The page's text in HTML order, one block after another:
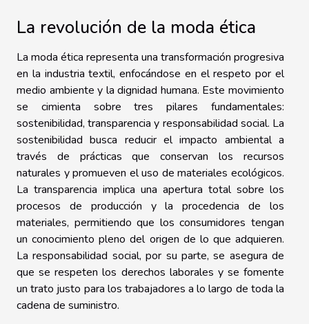
La revolución de la moda ética
La moda ética representa una transformación progresiva
en la industria textil, enfocándose en el respeto por el
medio ambiente y la dignidad humana. Este movimiento
se cimienta sobre tres pilares fundamentales:
sostenibilidad, transparencia y responsabilidad social. La
sostenibilidad busca reducir el impacto ambiental a
través de prácticas que conservan los recursos
naturales y promueven el uso de materiales ecológicos.
La transparencia implica una apertura total sobre los
procesos de producción y la procedencia de los
materiales, permitiendo que los consumidores tengan
un conocimiento pleno del origen de lo que adquieren.
La responsabilidad social, por su parte, se asegura de
que se respeten los derechos laborales y se fomente
un trato justo para los trabajadores a lo largo de toda la
cadena de suministro.